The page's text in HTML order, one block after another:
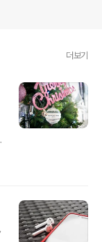
더보기